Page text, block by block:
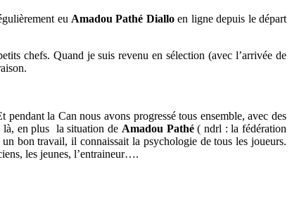
eu Amadou Pathé Dialloen ligne depuis le départ
chefs. Quand je suis revenu en sélection (avec l’arrivée de
la Can nous avons progressé tous ensemble, avec des
là, en plus la situation de Amadou Pathé( ndrl : la fédération
bon travail, il connaissait la psychologie de tous les joueurs.
les jeunes, l’entraineur….